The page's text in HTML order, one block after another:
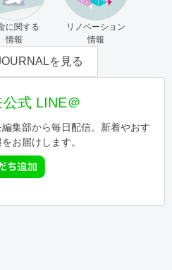
に関する
情報
リノベーション
情報
を見る
式 LINE＠
集部から毎日配信。新着やおす
お届けします。